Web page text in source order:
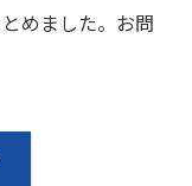
めました。お問